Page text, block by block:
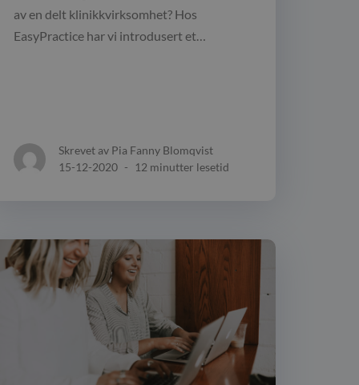
av en delt klinikkvirksomhet? Hos
EasyPractice har vi introdusert et…
Skrevet av Pia Fanny Blomqvist
15-12-2020 - 12 minutter lesetid